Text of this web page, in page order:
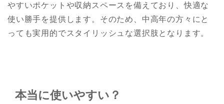
やすいポケットや収納スペースを備えており、快適な
使い勝手を提供します。そのため、中高年の方々にと
っても実用的でスタイリッシュな選択肢となります。
本当に使いやすい？